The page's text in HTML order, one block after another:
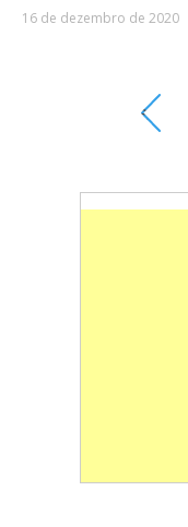
16 de dezembro de 2020